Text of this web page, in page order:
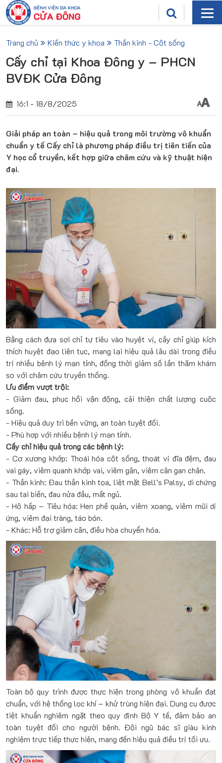
Trang chủ Kiến thức y khoa Thần kinh - Cột sống
Cấy chỉ tại Khoa Đông y – PHCN
BVĐK Cửa Đông
16:1 - 18/8/2025
Giải pháp an toàn – hiệu quả trong môi trường vô khuẩn
chuẩn y tế Cấy chỉ là phương pháp điều trị tiên tiến của
Y học cổ truyền, kết hợp giữa châm cứu và kỹ thuật hiện
đại.
Bằng cách đưa sợi chỉ tự tiêu vào huyệt vị, cấy chỉ giúp kích
thích huyệt đạo liên tục, mang lại hiệu quả lâu dài trong điều
trị nhiều bệnh lý mạn tính, đồng thời giảm số lần thăm khám
so với châm cứu truyền thống.
Ưu điểm vượt trội:
- Giảm đau, phục hồi vận động, cải thiện chất lượng cuộc
sống.
- Hiệu quả duy trì bền vững, an toàn tuyệt đối.
- Phù hợp với nhiều bệnh lý mạn tính.
Cấy chỉ hiệu quả trong các bệnh lý:
- Cơ xương khớp: Thoái hóa cột sống, thoát vị đĩa đệm, đau
vai gáy, viêm quanh khớp vai, viêm gân, viêm cân gan chân.
- Thần kinh: Đau thần kinh tọa, liệt mặt Bell’s Palsy, di chứng
sau tai biến, đau nửa đầu, mất ngủ.
- Hô hấp – Tiêu hóa: Hen phế quản, viêm xoang, viêm mũi dị
ứng, viêm đại tràng, táo bón.
- Khác: Hỗ trợ giảm cân, điều hòa chuyển hóa.
Toàn bộ quy trình được thực hiện trong phòng vô khuẩn đạt
chuẩn, với hệ thống lọc khí – khử trùng hiện đại. Dụng cụ được
tiệt khuẩn nghiêm ngặt theo quy định Bộ Y tế, đảm bảo an
toàn tuyệt đối cho người bệnh. Đội ngũ bác sĩ giàu kinh
nghiệm trực tiếp thực hiện, mang đến hiệu quả điều trị tối ưu.